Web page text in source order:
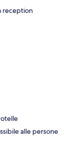
reception
alle persone